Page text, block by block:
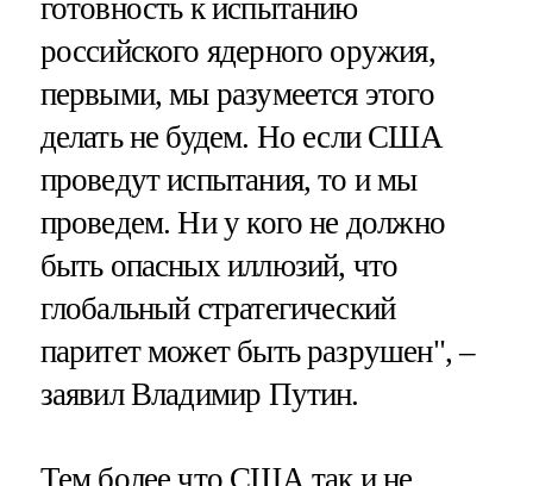
готовность к испытанию
российского ядерного оружия,
первыми, мы разумеется этого
делать не будем. Но если США
проведут испытания, то и мы
проведем. Ни у кого не должно
быть опасных иллюзий, что
глобальный стратегический
паритет может быть разрушен", –
заявил Владимир Путин.